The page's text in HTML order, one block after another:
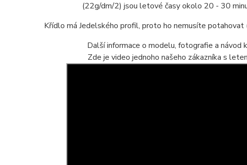
(22g/dm/2) jsou letové časy okolo 20 - 30
Křídlo má Jedelského profil, proto ho nemusíte potahovat
Další informace o modelu, fotografie a návod
Zde je video jednoho našeho zákazníka s